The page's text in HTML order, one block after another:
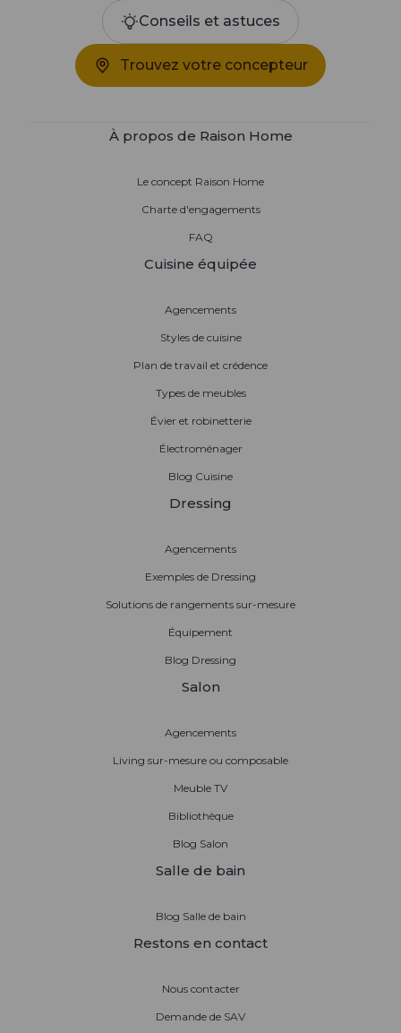
Conseils et astuces
Trouvez votre concepteur
À propos de Raison Home
Le concept Raison Home
Charte d'engagements
FAQ
Cuisine équipée
Agencements
Styles de cuisine
Plan de travail et crédence
Types de meubles
Évier et robinetterie
Électroménager
Blog Cuisine
Dressing
Agencements
Exemples de Dressing
Solutions de rangements sur-mesure
Équipement
Blog Dressing
Salon
Agencements
Living sur-mesure ou composable
Meuble TV
Bibliothèque
Blog Salon
Salle de bain
Blog Salle de bain
Restons en contact
Nous contacter
Demande de SAV